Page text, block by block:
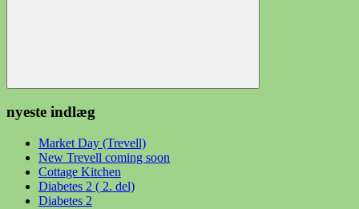
Søg
nyeste indlæg
Market Day (Trevell)
New Trevell coming soon
Cottage Kitchen
Diabetes 2 ( 2. del)
Diabetes 2